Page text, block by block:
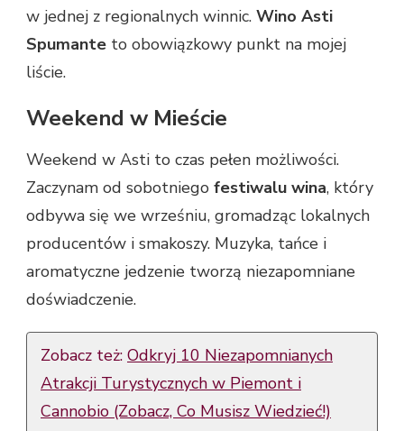
w jednej z regionalnych winnic. Wino Asti
Spumante to obowiązkowy punkt na mojej
liście.
Weekend w Mieście
Weekend w Asti to czas pełen możliwości.
Zaczynam od sobotniego festiwalu wina, który
odbywa się we wrześniu, gromadząc lokalnych
producentów i smakoszy. Muzyka, tańce i
aromatyczne jedzenie tworzą niezapomniane
doświadczenie.
Zobacz też: Odkryj 10 Niezapomnianych
Atrakcji Turystycznych w Piemont i
Cannobio (Zobacz, Co Musisz Wiedzieć!)